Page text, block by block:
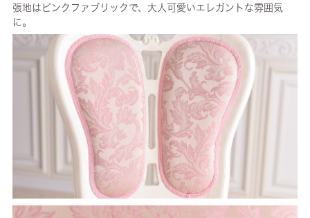
張地はピンクファブリックで、大人可愛いエレガントな雰囲気
に。